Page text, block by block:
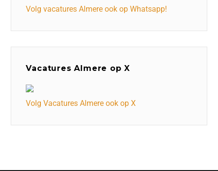
Volg vacatures Almere ook op Whatsapp!
Vacatures Almere op X
Volg Vacatures Almere ook op X